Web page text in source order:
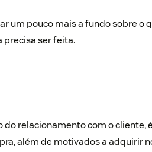
um pouco mais a fundo sobre o
precisa ser feita.
do relacionamento com o
além de motivados a adquirir